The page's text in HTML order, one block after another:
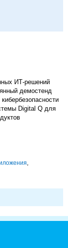
ИТ-решений
демостенд
Digital Q для
,